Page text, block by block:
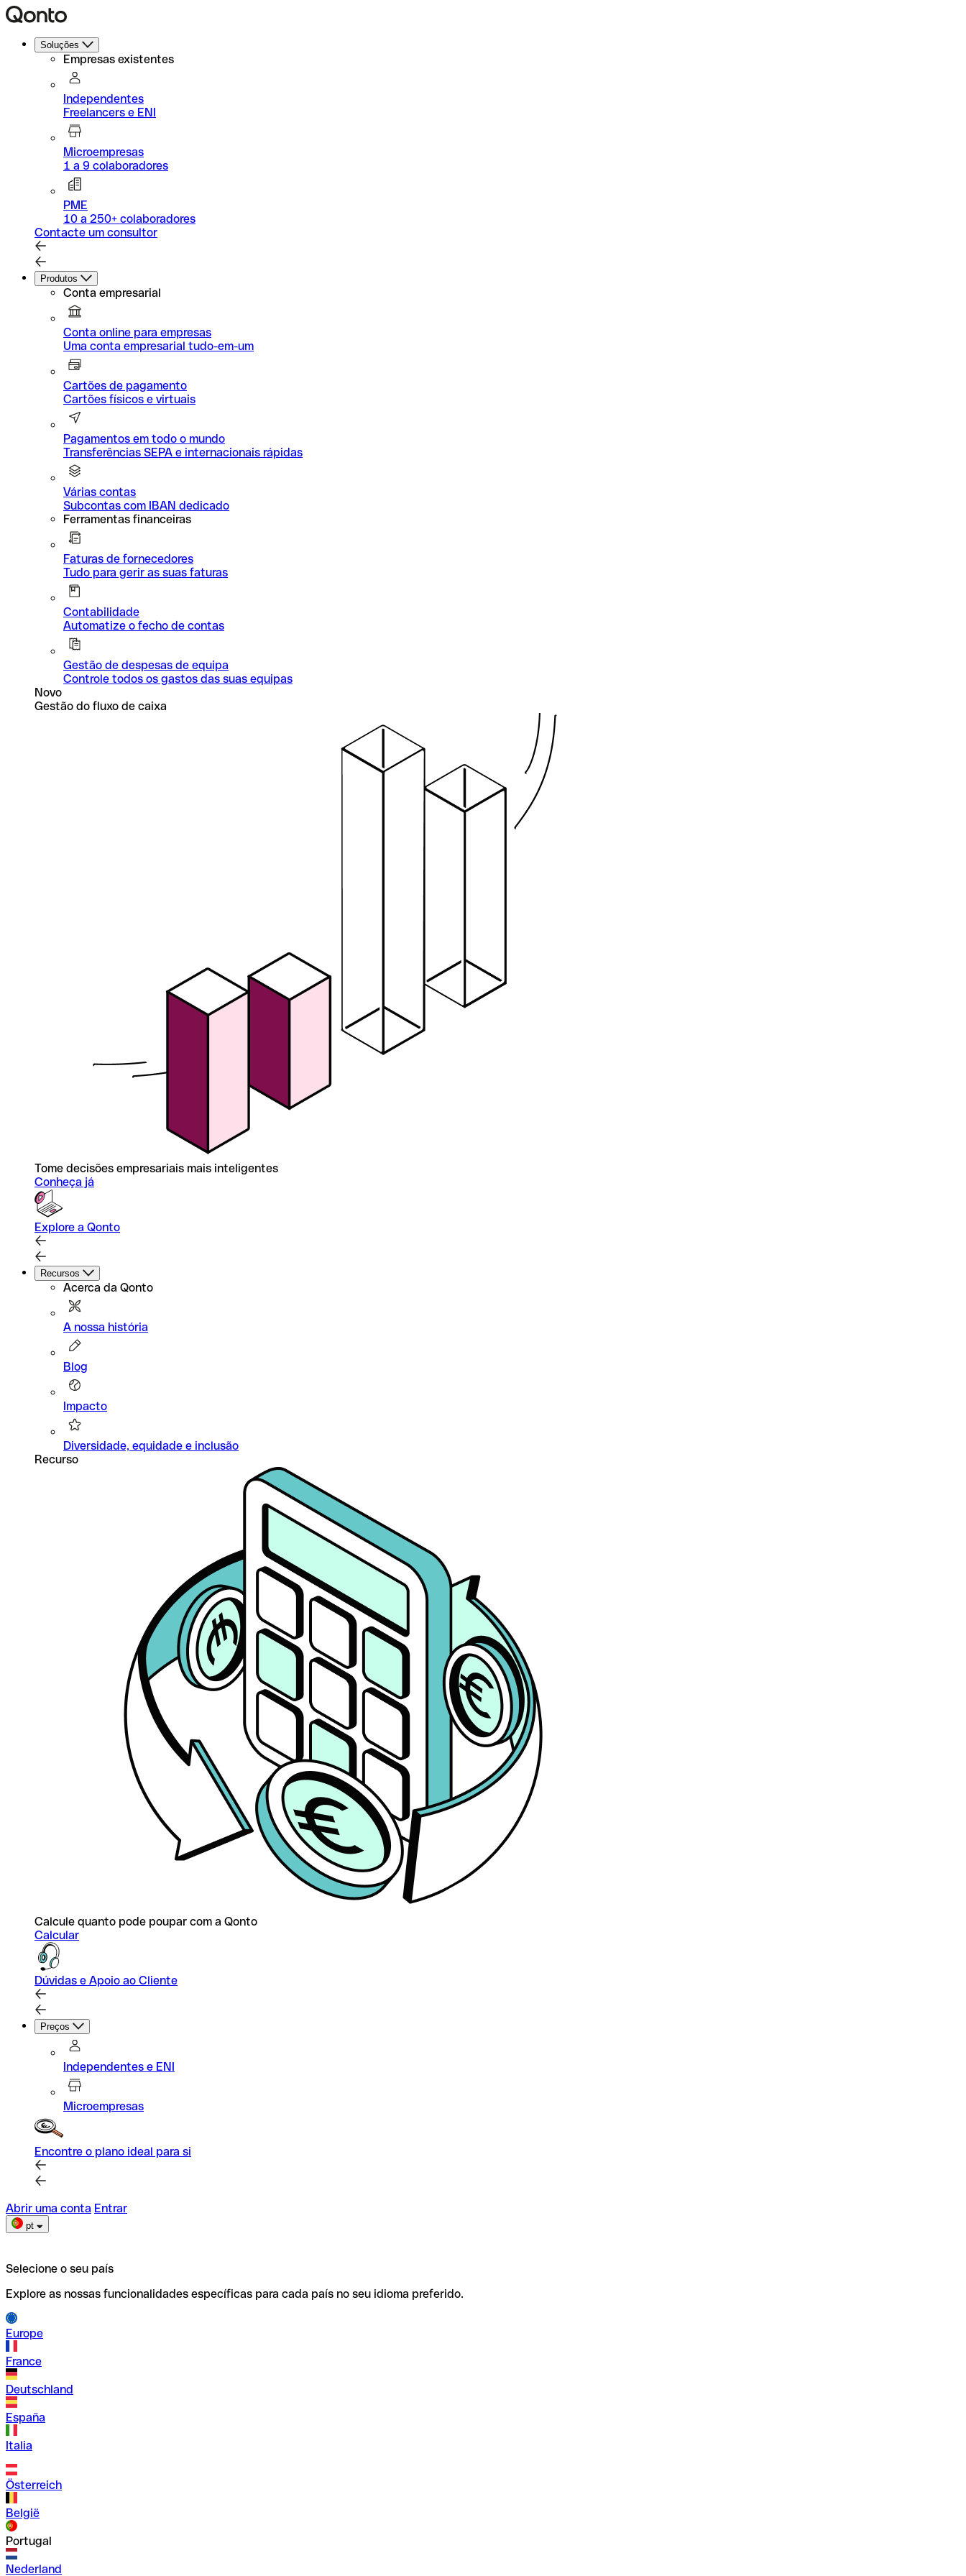
Soluções
Empresas existentes
Independentes
Freelancers e ENI
Microempresas
1 a 9 colaboradores
PME
10 a 250+ colaboradores
Contacte um consultor
Produtos
Conta empresarial
Conta online para empresas
Uma conta empresarial tudo-em-um
Cartões de pagamento
Cartões físicos e virtuais
Pagamentos em todo o mundo
Transferências SEPA e internacionais rápidas
Várias contas
Subcontas com IBAN dedicado
Ferramentas financeiras
Faturas de fornecedores
Tudo para gerir as suas faturas
Contabilidade
Automatize o fecho de contas
Gestão de despesas de equipa
Controle todos os gastos das suas equipas
Novo
Gestão do fluxo de caixa
Tome decisões empresariais mais inteligentes
Conheça já
Explore a Qonto
Recursos
Acerca da Qonto
A nossa história
Blog
Impacto
Diversidade, equidade e inclusão
Recurso
Calcule quanto pode poupar com a Qonto
Calcular
Dúvidas e Apoio ao Cliente
Preços
Independentes e ENI
Microempresas
Encontre o plano ideal para si
Abrir uma conta Entrar
pt
Selecione o seu país
Explore as nossas funcionalidades específicas para cada país no seu idioma preferido.
Europe
France
Deutschland
España
Italia
Österreich
België
Portugal
Nederland